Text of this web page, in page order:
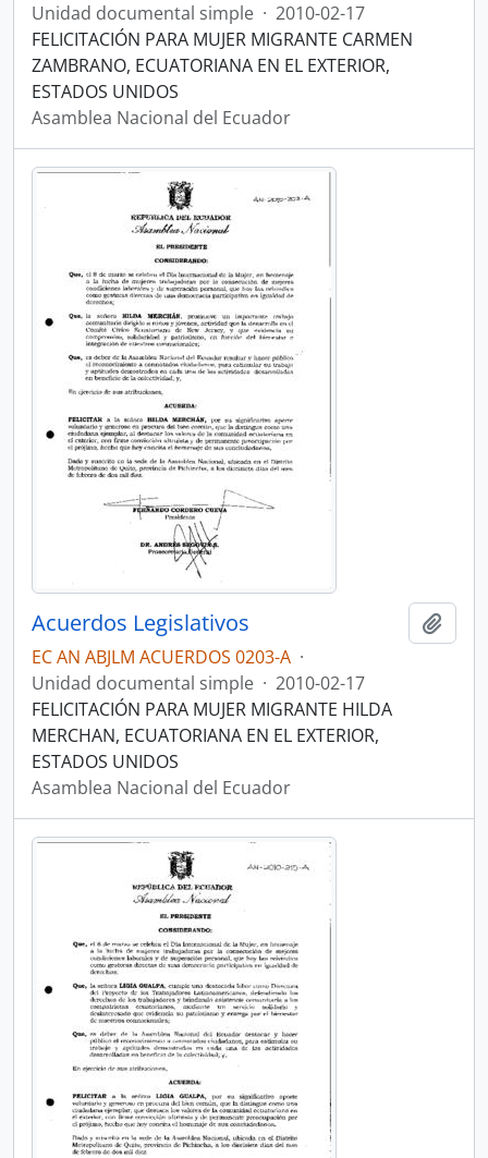
Unidad documental simple · 2010-02-17
FELICITACIÓN PARA MUJER MIGRANTE CARMEN
ZAMBRANO, ECUATORIANA EN EL EXTERIOR,
ESTADOS UNIDOS
Asamblea Nacional del Ecuador
Acuerdos Legislativos
EC AN ABJLM ACUERDOS 0203-A ·
Unidad documental simple · 2010-02-17
FELICITACIÓN PARA MUJER MIGRANTE HILDA
MERCHAN, ECUATORIANA EN EL EXTERIOR,
ESTADOS UNIDOS
Asamblea Nacional del Ecuador